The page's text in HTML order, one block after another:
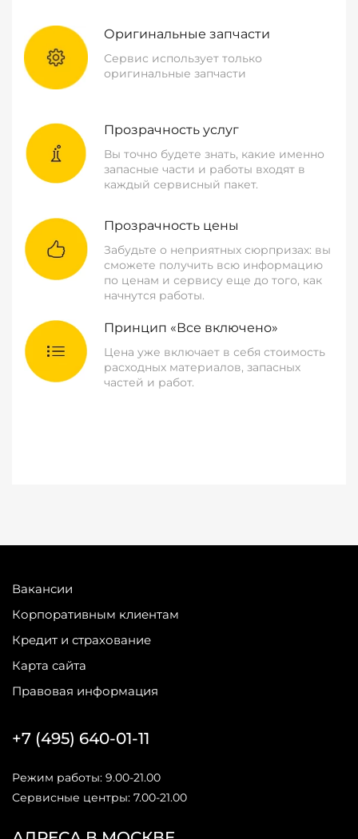
Оригинальные запчасти
Сервис использует только
оригинальные запчасти
Прозрачность услуг
Вы точно будете знать, какие именно
запасные части и работы входят в
каждый сервисный пакет.
Прозрачность цены
Забудьте о неприятных сюрпризах: вы
сможете получить всю информацию
по ценам и сервису еще до того, как
начнутся работы.
Принцип «Все включено»
Цена уже включает в себя стоимость
расходных материалов, запасных
частей и работ.
Вакансии
Корпоративным клиентам
Кредит и страхование
Карта сайта
Правовая информация
+7 (495) 640-01-11
Режим работы: 9.00-21.00
Сервисные центры: 7.00-21.00